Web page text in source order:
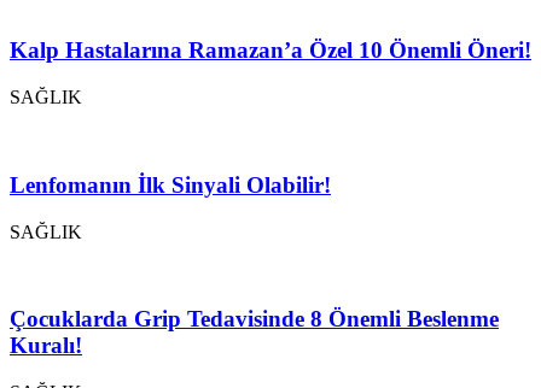
Kalp Hastalarına Ramazan’a Özel 10 Önemli Öneri!
SAĞLIK
Lenfomanın İlk Sinyali Olabilir!
SAĞLIK
Çocuklarda Grip Tedavisinde 8 Önemli Beslenme
Kuralı!